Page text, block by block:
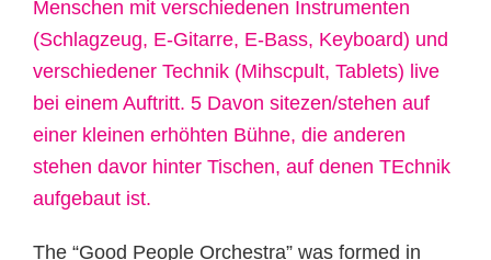
The “Good People Orchestra” was formed in